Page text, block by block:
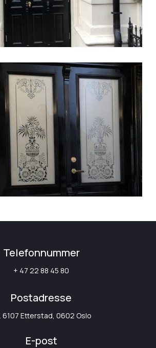
Telefonnummer
+ 47 22 88 45 80
Postadresse
6107 Etterstad, 0602 Oslo
E-post